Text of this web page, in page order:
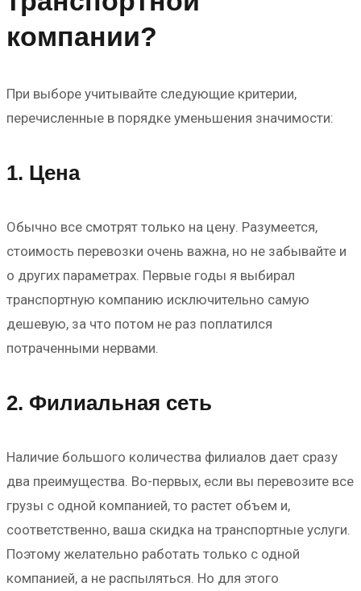
компании?
При выборе учитывайте следующие критерии,
перечисленные в порядке уменьшения значимости:
1. Цена
Обычно все смотрят только на цену. Разумеется,
стоимость перевозки очень важна, но не забывайте и
о других параметрах. Первые годы я выбирал
транспортную компанию исключительно самую
дешевую, за что потом не раз поплатился
потраченными нервами.
2. Филиальная сеть
Наличие большого количества филиалов дает сразу
два преимущества. Во-первых, если вы перевозите все
грузы с одной компанией, то растет объем и,
соответственно, ваша скидка на транспортные услуги.
Поэтому желательно работать только с одной
компанией, а не распыляться. Но для этого